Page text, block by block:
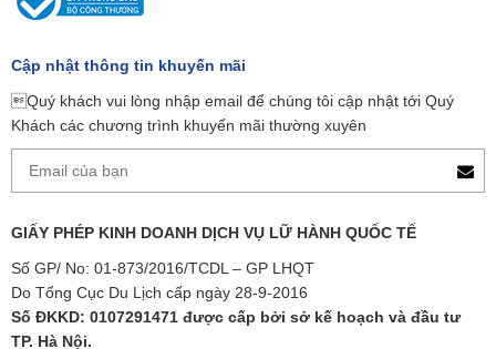
Cập nhật thông tin khuyến mãi
Quý khách vui lòng nhập email để chúng tôi cập nhật tới Quý
Khách các chương trình khuyến mãi thường xuyên
GIẤY PHÉP KINH DOANH DỊCH VỤ LỮ HÀNH QUỐC TẾ
Số GP/ No: 01-873/2016/TCDL – GP LHQT
Do Tổng Cục Du Lịch cấp ngày 28-9-2016
Số ĐKKD: 0107291471 được cấp bởi sở kế hoạch và đầu tư
TP. Hà Nội.